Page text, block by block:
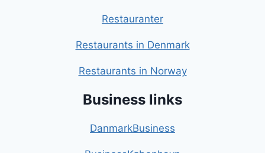
Restauranter
Restaurants in Denmark
Restaurants in Norway
Business links
DanmarkBusiness